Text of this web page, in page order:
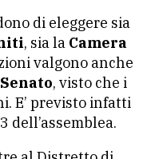
di eleggere sia
, sia la Camera
valgono anche
Senato, visto che i
E’ previsto infatti
dell’assemblea.